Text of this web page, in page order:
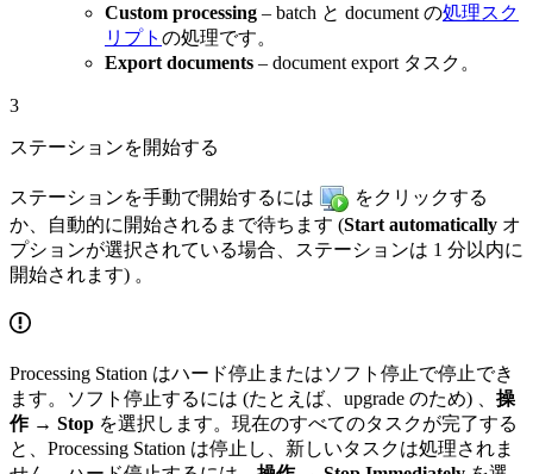
Custom processing – batch と document の処理スク
リプト の処理です。
Export documents – document export タスク。
3
ステーションを開始する
ステーションを手動で開始するには
をクリックする
か、自動的に開始されるまで待ちます (Start automatically オ
プションが選択されている場合、ステーションは 1 分以内に
開始されます) 。
Processing Station はハード停止またはソフト停止で停止でき
ます。ソフト停止するには (たとえば、upgrade のため) 、 操
作 → Stop を選択します。現在のすべてのタスクが完了する
と、Processing Station は停止し、新しいタスクは処理されま